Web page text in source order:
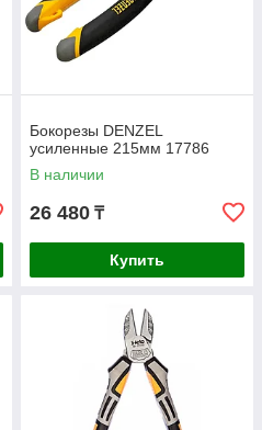
Бокорезы DENZEL
усиленные 215мм 17786
В наличии
26 480 ₸
Купить